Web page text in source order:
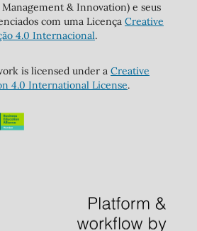
& Innovation) e seus
com uma Licença Creative
4.0 Internacional.
is licensed under a Creative
4.0 International License.